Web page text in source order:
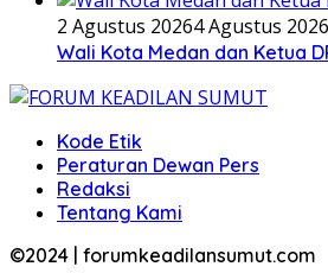
2 Agustus 20264 Agustus 2026
Wali Kota Medan dan Ketua
Kode Etik
Peraturan Dewan Pers
Redaksi
Tentang Kami
©2024 | forumkeadilansumut.com